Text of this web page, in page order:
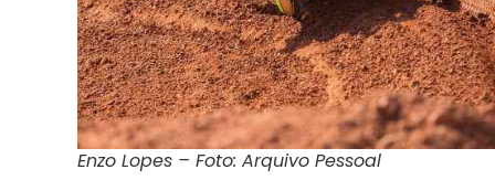
Enzo Lopes – Foto: Arquivo Pessoal